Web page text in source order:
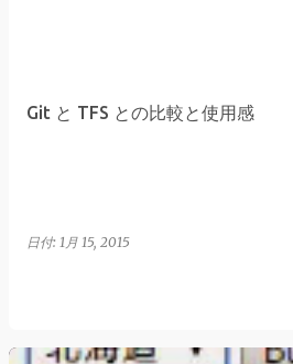
Git と TFS との比較と使用感
日付: 1月 15, 2015